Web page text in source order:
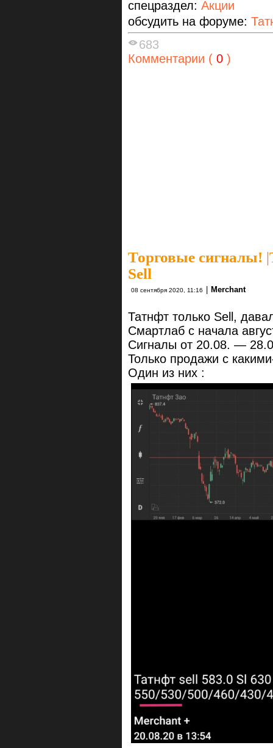
спецраздел: Акции
обсудить на форуме:
683
Комментарии ( 0 )
Торговые сигналы! |
Sell
08 сентября 2020, 11:16 Merchant
Татнфт только Sell,
Смартлаб с начала
Сигналы от 20.08. —
Только продажи с
Один из них :